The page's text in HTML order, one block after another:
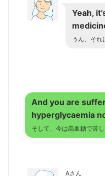
Yeah,
うん、それ
And you are
hyperglycaemia
そして、今は高血糖で苦し
Aさん